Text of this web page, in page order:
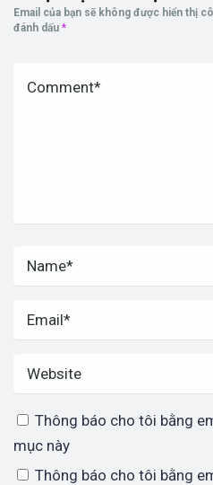
Email của bạn sẽ không được hiển thị
đánh dấu *
Thông báo cho tôi bằng
mục này
Thông báo cho tôi bằng